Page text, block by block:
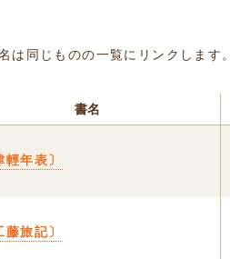
は同じものの一覧にリンクします。
書名
輕年表〕
藤旅記〕